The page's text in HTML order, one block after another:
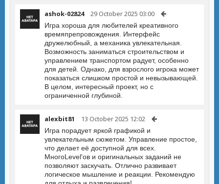
ashok-02824 29 October 2025 03:00
Игра хороша для любителей креативного
времяпрепровождения. Интерфейс
дружелюбный, а механика увлекательная.
Возможность заниматься строительством и
управлением транспортом радует, особенно
для детей. Однако, для взрослого игрока может
показаться слишком простой и невызывающей.
В целом, интересный проект, но с
ограниченной глубиной.
alexbit81 13 October 2025 12:02
Игра порадует яркой графикой и
увлекательным сюжетом. Управление простое,
что делает её доступной для всех.
МногоLevel'ов и оригинальных заданий не
позволяют заскучать. Отлично развивает
логическое мышление и реакции. Рекомендую